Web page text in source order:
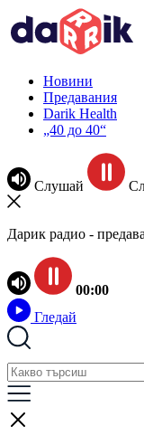
Новини
Предавания
Darik Health
„40 до 40“
Слушай
Дарик радио -
00:00
Гледай